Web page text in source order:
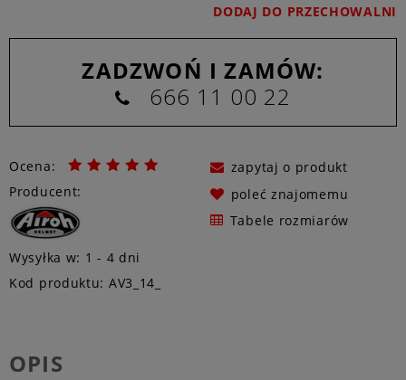
DODAJ DO PRZECHOWALNI
ZADZWOŃ I ZAMÓW:
666 11 00 22
Ocena:
Producent:
Wysyłka w: 1 - 4 dni
zapytaj o produkt
poleć znajomemu
Tabele rozmiarów
Kod produktu: AV3_14_
OPIS